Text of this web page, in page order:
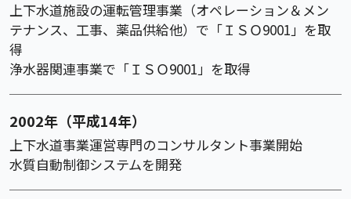
上下水道施設の運転管理事業（オペレーション＆メン
テナンス、工事、薬品供給他）で「ＩＳＯ9001」を取
得
浄水器関連事業で「ＩＳＯ9001」を取得
2002年（平成14年）
上下水道事業運営専門のコンサルタント事業開始
水質自動制御システムを開発